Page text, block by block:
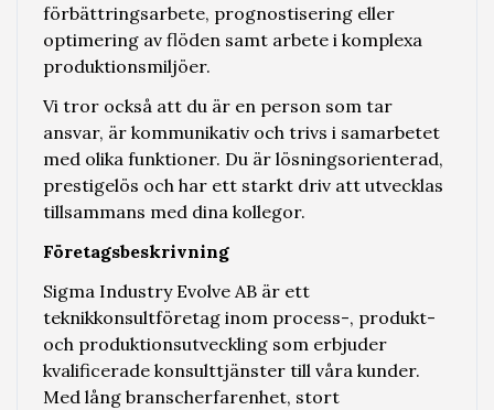
förbättringsarbete, prognostisering eller
optimering av flöden samt arbete i komplexa
produktionsmiljöer.
Vi tror också att du är en person som tar
ansvar, är kommunikativ och trivs i samarbetet
med olika funktioner. Du är lösningsorienterad,
prestigelös och har ett starkt driv att utvecklas
tillsammans med dina kollegor.
Företagsbeskrivning
Sigma Industry Evolve AB är ett
teknikkonsultföretag inom process-, produkt-
och produktionsutveckling som erbjuder
kvalificerade konsulttjänster till våra kunder.
Med lång branscherfarenhet, stort